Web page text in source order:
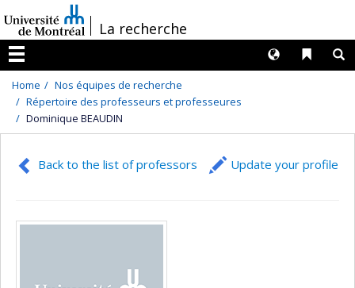
au
contenu
/La recherche
Menu
Liens
Langues
Home
Nos équipes de recherche
Répertoire des professeurs et professeures
Dominique BEAUDIN
Back to the list of professors Update your profile